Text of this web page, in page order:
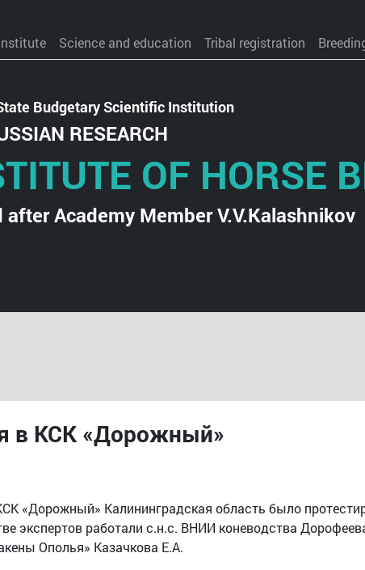
Science and education Tribal registration
Budgetary Scientific Institution
RESEARCH
OF HORSE
after Academy Member V.V.Kalashnikov
в КСК «Дорожный»
«Дорожный» Калининградская область было
экспертов работали с.н.с. ВНИИ коневодства
Ополья» Казачкова Е.А.